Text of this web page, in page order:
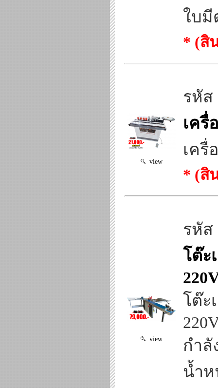
ใบมี
* (สิ
view
รหัส
เครื่
เครื่
* (สิ
view
รหัส
โต๊ะ
โต๊ะ
กำลั
น้ำห